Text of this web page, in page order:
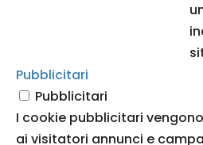
Pubblicitari
Pubblicitari
I cookie pubblicitari
ai visitatori annunci e